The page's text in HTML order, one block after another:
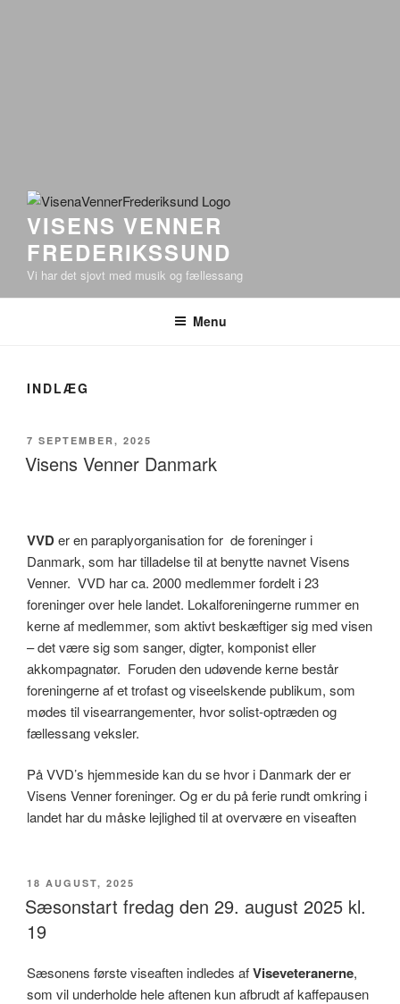
VISENS VENNER
FREDERIKSSUND
Vi har det sjovt med musik og fællessang
Menu
INDLÆG
UDGIVET
DEN
7 SEPTEMBER, 2025
Visens Venner Danmark
VVDer en paraplyorganisation for de foreninger i
Danmark, som har tilladelse til at benytte navnet Visens
Venner. VVD har ca. 2000 medlemmer fordelt i 23
foreninger over hele landet. Lokalforeningerne rummer en
kerne af medlemmer, som aktivt beskæftiger sig med visen
– det være sig som sanger, digter, komponist eller
akkompagnatør. Foruden den udøvende kerne består
foreningerne af et trofast og viseelskende publikum, som
mødes til visearrangementer, hvor solist-optræden og
fællessang veksler.
På VVD’s hjemmeside kan du se hvor i Danmark der er
Visens Venner foreninger. Og er du på ferie rundt omkring i
landet har du måske lejlighed til at overvære en viseaften
UDGIVET
DEN
18 AUGUST, 2025
Sæsonstart fredag den 29. august 2025 kl.
19
Sæsonens første viseaften indledes afViseveteranerne,
som vil underholde hele aftenen kun afbrudt af kaffepausen